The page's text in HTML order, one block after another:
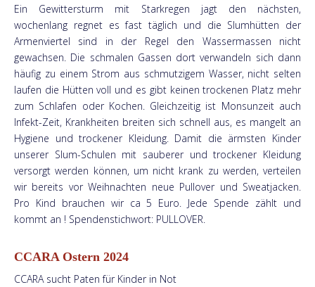
Ein Gewittersturm mit Starkregen jagt den nächsten,
wochenlang regnet es fast täglich und die Slumhütten der
Armenviertel sind in der Regel den Wassermassen nicht
gewachsen. Die schmalen Gassen dort verwandeln sich dann
häufig zu einem Strom aus schmutzigem Wasser, nicht selten
laufen die Hütten voll und es gibt keinen trockenen Platz mehr
zum Schlafen oder Kochen. Gleichzeitig ist Monsunzeit auch
Infekt-Zeit, Krankheiten breiten sich schnell aus, es mangelt an
Hygiene und trockener Kleidung. Damit die ärmsten Kinder
unserer Slum-Schulen mit sauberer und trockener Kleidung
versorgt werden können, um nicht krank zu werden, verteilen
wir bereits vor Weihnachten neue Pullover und Sweatjacken.
Pro Kind brauchen wir ca 5 Euro. Jede Spende zählt und
kommt an ! Spendenstichwort: PULLOVER.
CCARA Ostern 2024
CCARA sucht Paten für Kinder in Not